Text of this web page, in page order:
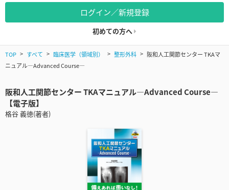
ログイン／新規登録
初めての方へ
TOP すべて 臨床医学（領域別） 整形外科
阪和人工関節センター TKAマ
ニュアル—Advanced Course—
阪和人工関節センター TKAマニュアル—Advanced Course—
【電子版】
格谷 義徳(著者)